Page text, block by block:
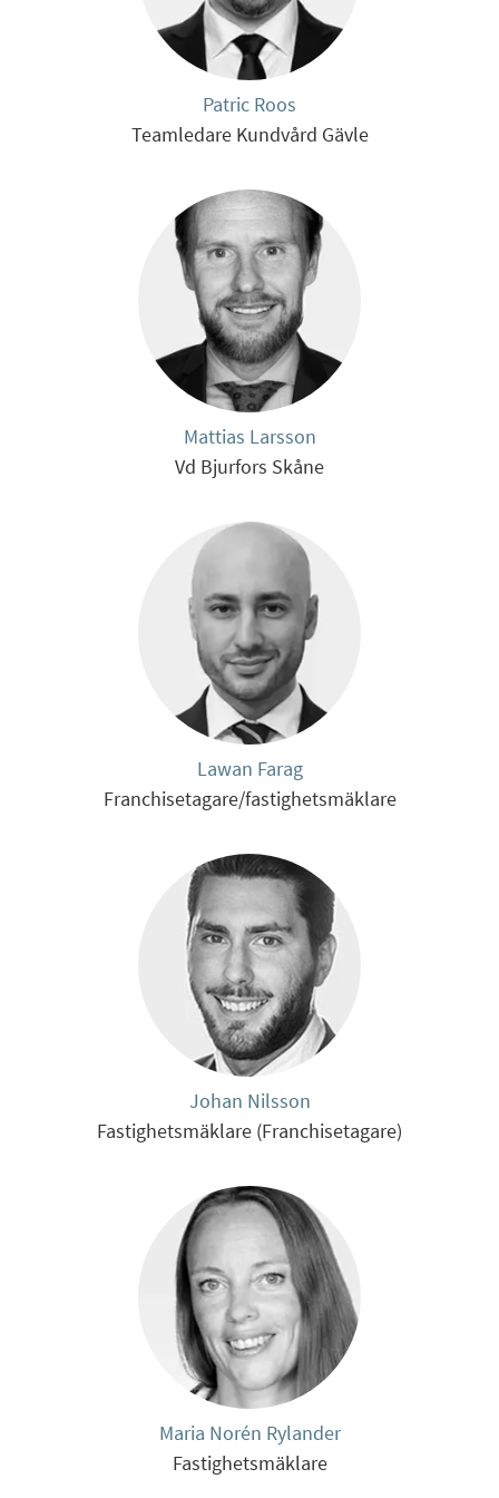
Patric Roos
Teamledare Kundvård Gävle
Mattias Larsson
Vd Bjurfors Skåne
Lawan Farag
Franchisetagare/fastighetsmäklare
Johan Nilsson
Fastighetsmäklare (Franchisetagare)
Maria Norén Rylander
Fastighetsmäklare